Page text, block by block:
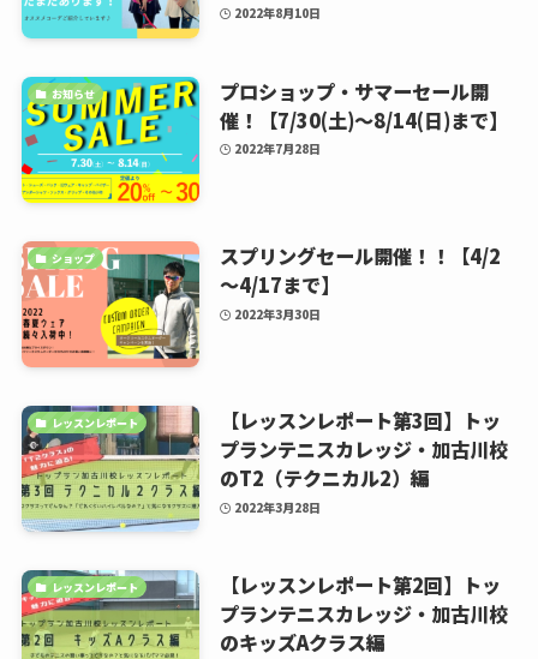
2022年8月10日
お知らせ
プロショップ・サマーセール開
催！【7/30(土)〜8/14(日)まで】
2022年7月28日
ショップ
スプリングセール開催！！【4/2
～4/17まで】
2022年3月30日
レッスンレポート
【レッスンレポート第3回】トッ
プランテニスカレッジ・加古川校
のT2（テクニカル2）編
2022年3月28日
レッスンレポート
【レッスンレポート第2回】トッ
プランテニスカレッジ・加古川校
のキッズAクラス編